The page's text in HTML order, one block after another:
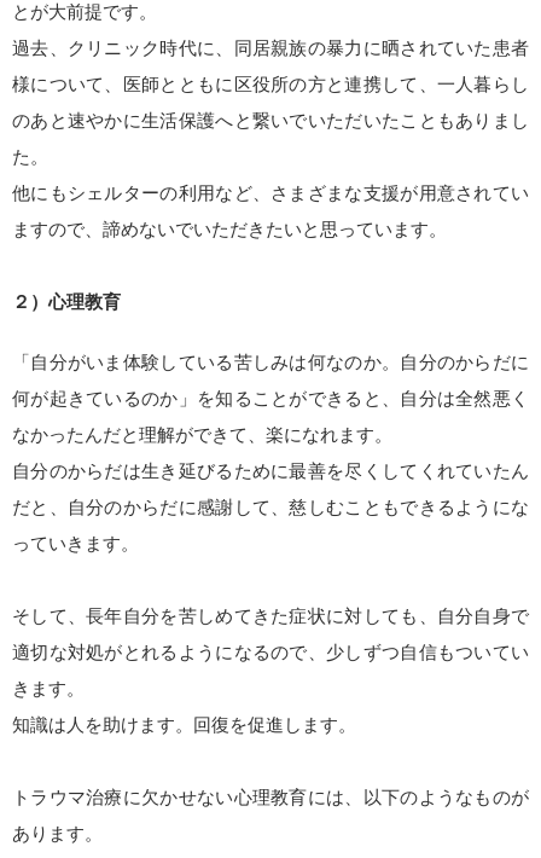
とが大前提です。
過去、クリニック時代に、同居親族の暴力に晒されていた患者
様について、医師とともに区役所の方と連携して、一人暮らし
のあと速やかに生活保護へと繋いでいただいたこともありまし
た。
他にもシェルターの利用など、さまざまな支援が用意されてい
ますので、諦めないでいただきたいと思っています。
２）心理教育
「自分がいま体験している苦しみは何なのか。自分のからだに
何が起きているのか」を知ることができると、自分は全然悪く
なかったんだと理解ができて、楽になれます。
自分のからだは生き延びるために最善を尽くしてくれていたん
だと、自分のからだに感謝して、慈しむこともできるようにな
っていきます。
そして、長年自分を苦しめてきた症状に対しても、自分自身で
適切な対処がとれるようになるので、少しずつ自信もついてい
きます。
知識は人を助けます。回復を促進します。
トラウマ治療に欠かせない心理教育には、以下のようなものが
あります。